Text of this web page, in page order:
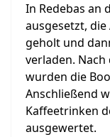
In Redebas an
ausgesetzt,
geholt und
verladen.
wurden die
Anschließend
Kaffeetrinken
ausgewertet.